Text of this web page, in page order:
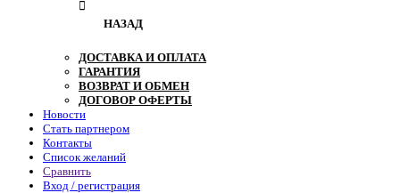
НАЗАД
ДОСТАВКА И ОПЛАТА
ГАРАНТИЯ
ВОЗВРАТ И ОБМЕН
ДОГОВОР ОФЕРТЫ
Новости
Стать партнером
Контакты
Список желаний
Сравнить
Вход / регистрация